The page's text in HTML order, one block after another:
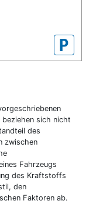
P
beziehen sich nicht
des
zwischen
Fahrzeugs
des Kraftstoffs
den
Faktoren ab.